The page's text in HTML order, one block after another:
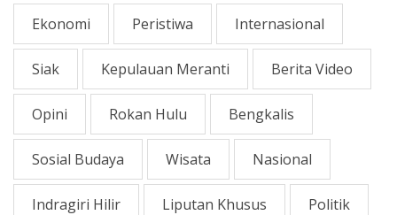
Ekonomi Peristiwa Internasional
Siak Kepulauan Meranti Berita Video
Opini Rokan Hulu Bengkalis
Sosial Budaya Wisata Nasional
Indragiri Hilir Liputan Khusus Politik